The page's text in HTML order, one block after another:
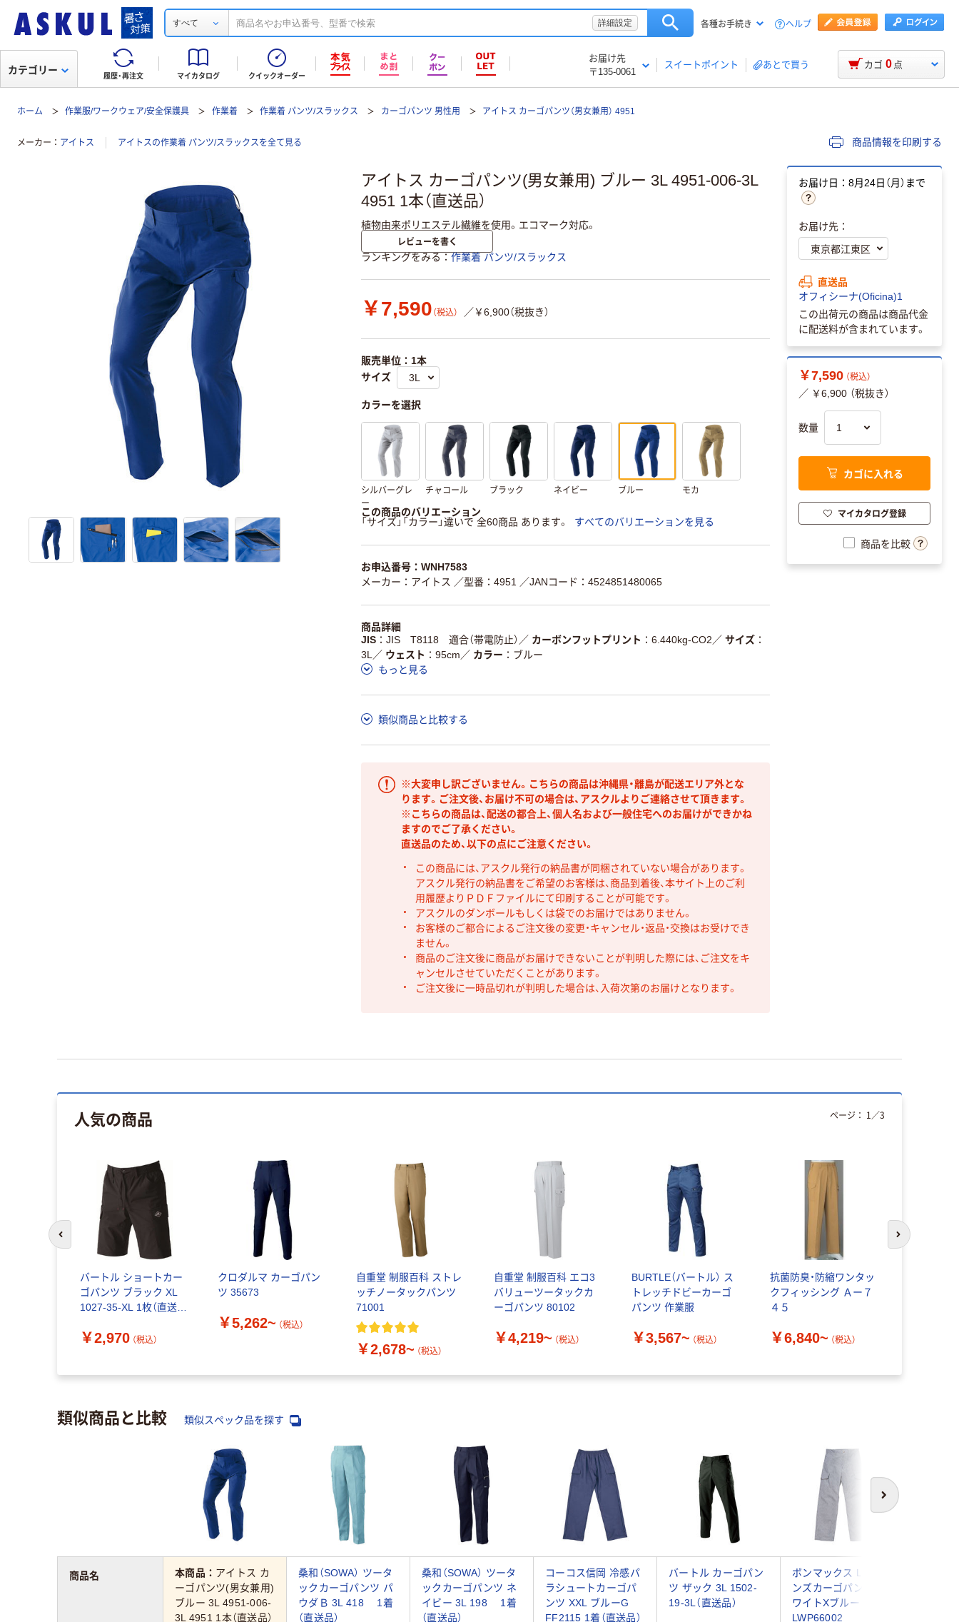
すべて 詳細設定 各種お手続き ヘルプ
履歴・再注文 マイカタログ クイックオーダー
お届け先
〒135-0061
スイートポイント あとで買う
カテゴリー カゴ 0 点
ホーム 作業服/ワークウェア/安全保護具 作業着 作業着 パンツ/スラックス カーゴパンツ 男性用 アイトス カーゴパンツ（男女兼用） 4951
メーカー アイトス アイトスの作業着 パンツ/スラックスを全て見る 商品情報を印刷する
アイトス カーゴパンツ(男女兼用) ブルー 3L 4951-006-3L
4951 1本（直送品）
植物由来ポリエステル繊維を使用。エコマーク対応。
レビューを書く
ランキングをみる 作業着 パンツ/スラックス
￥7,590 （税込） ／￥6,900（税抜き）
販売単位：1本
サイズ
カラーを選択
シルバーグレ
ー
チャコール ブラック ネイビー ブルー モカ
この商品のバリエーション
「サイズ」「カラー」違いで 全60商品 あります。
すべてのバリエーションを見る
お申込番号：WNH7583
メーカー：アイトス ／型番：4951 ／JANコード：4524851480065
商品詳細
JIS
JIS T8118 適合（帯電防止） ／ カーボンフットプリント 6.440kg-CO2 ／ サイズ
3L ／ ウェスト 95cm ／ カラー
ブルー
もっと見る
類似商品と比較する
※大変申し訳ございません。こちらの商品は沖縄県・離島が配送エリア外とな
ります。ご注文後、お届け不可の場合は、アスクルよりご連絡させて頂きます。
※こちらの商品は、配送の都合上、個人名および一般住宅へのお届けができかね
ますのでご了承ください。
直送品のため、以下の点にご注意ください。
この商品には、アスクル発行の納品書が同梱されていない場合があります。
アスクル発行の納品書をご希望のお客様は、商品到着後、本サイト上のご利
用履歴よりＰＤＦファイルにて印刷することが可能です。
アスクルのダンボールもしくは袋でのお届けではありません。
お客様のご都合によるご注文後の変更・キャンセル・返品・交換はお受けでき
ません。
商品のご注文後に商品がお届けできないことが判明した際には、ご注文をキ
ャンセルさせていただくことがあります。
ご注文後に一時品切れが判明した場合は、入荷次第のお届けとなります。
お届け日：8月24日（月）まで
お届け先：
直送品
オフィシーナ(Oficina)1
この出荷元の商品は商品代金
に配送料が含まれています。
￥7,590 （税込）
／ ￥6,900 （税抜き）
数量
カゴに入れる
マイカタログ登録
商品を比較
人気の商品
バートル ショートカー
ゴパンツ ブラック XL
1027-35-XL 1枚（直送
￥2,970 （税込）
クロダルマ カーゴパン
ツ 35673
￥5,262~ （税込）
自重堂 制服百科 ストレ
ッチノータックパンツ
71001
￥2,678~ （税込）
自重堂 制服百科 エコ3
バリューツータックカ
ーゴパンツ 80102
￥4,219~ （税込）
BURTLE（バートル） ス
トレッチドビーカーゴ
パンツ 作業服
￥3,567~ （税込）
抗菌防臭・防縮ワンタッ
クフィッシング Ａー７
４５
￥6,840~ （税込）
ページ： 1 ／3
前のスライドへ 次のスライド
類似商品と比較 類似スペック品を探す
次へ
本商品： アイトス カ
ーゴパンツ(男女兼用)
ブルー 3L 4951-006-
3L 4951 1本（直送品）
桑和（SOWA） ツータ
ックカーゴパンツ パ
ウダＢ 3L 418 1着
（直送品）
桑和（SOWA） ツータ
ックカーゴパンツ ネ
イビー 3L 198 1着
（直送品）
コーコス信岡 冷感パ
ラシュートカーゴパ
ンツ XXL ブルーG
FF2115 1着（直送品）
バートル カーゴパン
ツ ザック 3L 1502-
19-3L（直送品）
ボンマックス Leeメ
ンズカーゴパンツ ホ
ワイトXブルー XXL
LWP66002
商品名